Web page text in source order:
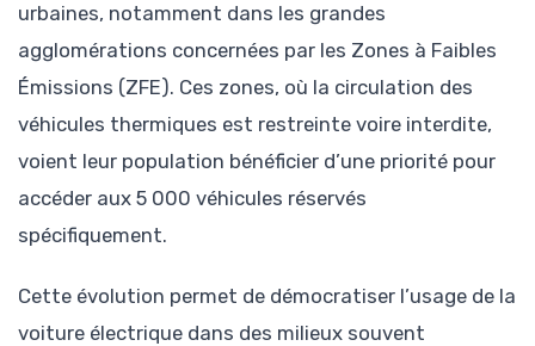
urbaines, notamment dans les grandes
agglomérations concernées par les Zones à Faibles
Émissions (ZFE). Ces zones, où la circulation des
véhicules thermiques est restreinte voire interdite,
voient leur population bénéficier d’une priorité pour
accéder aux 5 000 véhicules réservés
spécifiquement.
Cette évolution permet de démocratiser l’usage de la
voiture électrique dans des milieux souvent